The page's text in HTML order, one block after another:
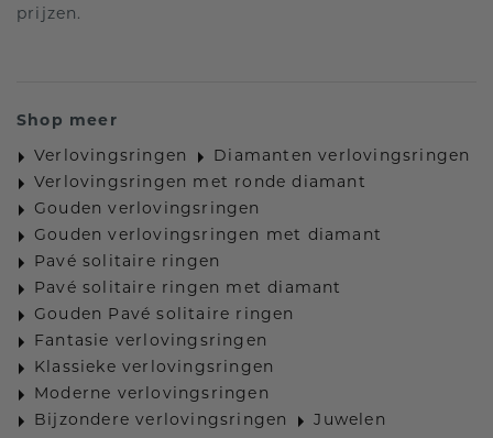
prijzen.
Shop meer
Verlovingsringen
Diamanten verlovingsringen
Verlovingsringen met ronde diamant
Gouden verlovingsringen
Gouden verlovingsringen met diamant
Pavé solitaire ringen
Pavé solitaire ringen met diamant
Gouden Pavé solitaire ringen
Fantasie verlovingsringen
Klassieke verlovingsringen
Moderne verlovingsringen
Bijzondere verlovingsringen
Juwelen